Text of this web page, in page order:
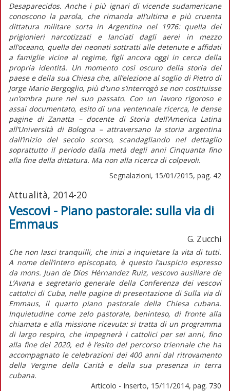
Desaparecidos. Anche i più ignari di vicende sudamericane
conoscono la parola, che rimanda all’ultima e più cruenta
dittatura militare sorta in Argentina nel 1976: quella dei
prigionieri narcotizzati e lanciati dagli aerei in mezzo
all’oceano, quella dei neonati sottratti alle detenute e affidati
a famiglie vicine al regime, figli ancora oggi in cerca della
propria identità. Un momento così oscuro della storia del
paese e della sua Chiesa che, all’elezione al soglio di Pietro di
Jorge Mario Bergoglio, più d’uno s’interrogò se non costituisse
un’ombra pure nel suo passato. Con un lavoro rigoroso e
assai documentato, esito di una ventennale ricerca, le dense
pagine di Zanatta – docente di Storia dell’America Latina
all’Università di Bologna – attraversano la storia argentina
dall’inizio del secolo scorso, scandagliando nel dettaglio
soprattutto il periodo dalla metà degli anni Cinquanta fino
alla fine della dittatura. Ma non alla ricerca di colpevoli.
Segnalazioni, 15/01/2015, pag. 42
Attualità, 2014-20
Vescovi - Piano pastorale: sulla via di
Emmaus
G. Zucchi
Che non lasci tranquilli, che inizi a inquietare la vita di tutti.
A nome dell’intero episcopato, è questo l’auspicio espresso
da mons. Juan de Dios Hérnandez Ruiz, vescovo ausiliare de
L’Avana e segretario generale della Conferenza dei vescovi
cattolici di Cuba, nelle pagine di presentazione di Sulla via di
Emmaus, il quarto piano pastorale della Chiesa cubana.
Inquietudine come zelo pastorale, beninteso, di fronte alla
chiamata e alla missione ricevuta: si tratta di un programma
di largo respiro, che impegnerà i cattolici per sei anni, fino
alla fine del 2020, ed è l’esito del percorso triennale che ha
accompagnato le celebrazioni dei 400 anni dal ritrovamento
della Vergine della Carità e della sua presenza in terra
cubana.
Articolo - Inserto, 15/11/2014, pag. 730